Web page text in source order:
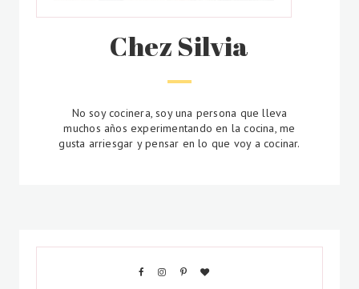
Chez Silvia
No soy cocinera, soy una persona que lleva
muchos años experimentando en la cocina, me
gusta arriesgar y pensar en lo que voy a cocinar.